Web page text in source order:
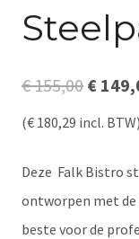
€155,00
prijs
€
€
(€ 180,29 incl. BTW)
Deze Falk Bistro
ontworpen met de
beste voor de